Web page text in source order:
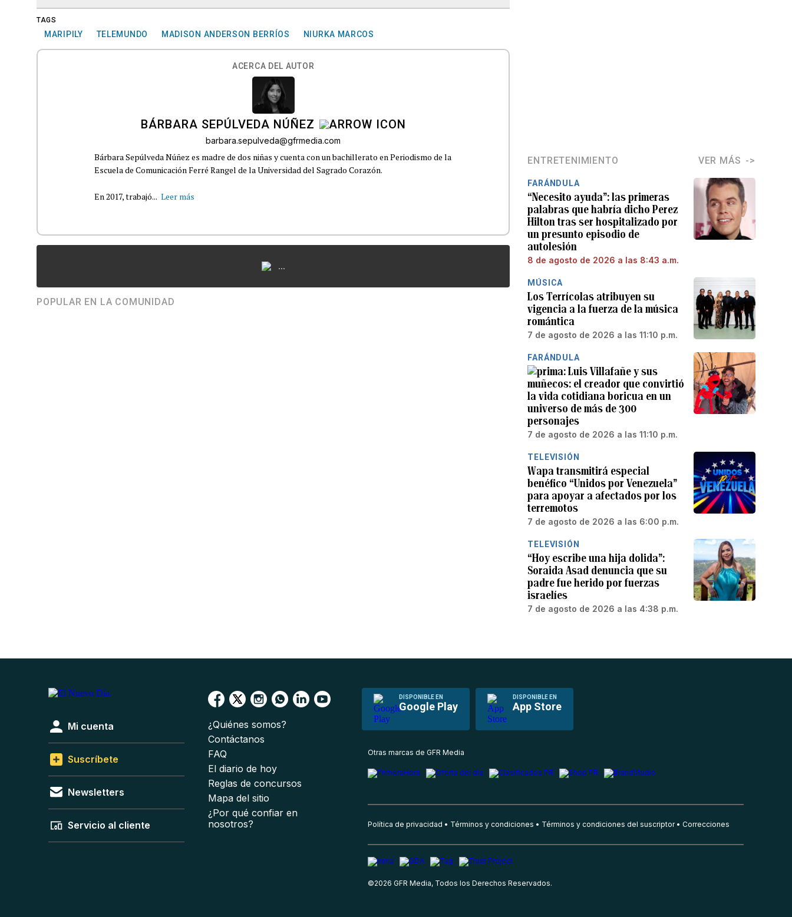
TAGS
MARIPILY TELEMUNDO MADISON ANDERSON BERRÍOS NIURKA MARCOS
ACERCA DEL AUTOR
BÁRBARA SEPÚLVEDA NÚÑEZ
barbara.sepulveda@gfrmedia.com
Bárbara Sepúlveda Núñez es madre de dos niñas y cuenta con un bachillerato en Periodismo de la
Escuela de Comunicación Ferré Rangel de la Universidad del Sagrado Corazón.
En 2017, trabajó... Leer más
...
POPULAR EN LA COMUNIDAD
ENTRETENIMIENTO VER MÁS
FARÁNDULA
“Necesito ayuda”: las primeras
palabras que habría dicho Perez
Hilton tras ser hospitalizado por
un presunto episodio de
autolesión
8 de agosto de 2026 a las 8:43 a.m.
MÚSICA
Los Terrícolas atribuyen su
vigencia a la fuerza de la música
romántica
7 de agosto de 2026 a las 11:10 p.m.
FARÁNDULA
Luis Villafañe y sus
muñecos: el creador que convirtió
la vida cotidiana boricua en un
universo de más de 300
personajes
7 de agosto de 2026 a las 11:10 p.m.
TELEVISIÓN
Wapa transmitirá especial
benéfico “Unidos por Venezuela”
para apoyar a afectados por los
terremotos
7 de agosto de 2026 a las 6:00 p.m.
TELEVISIÓN
“Hoy escribe una hija dolida”:
Soraida Asad denuncia que su
padre fue herido por fuerzas
israelíes
7 de agosto de 2026 a las 4:38 p.m.
DISPONIBLE EN
Google Play
DISPONIBLE EN
App Store
Mi cuenta
Suscríbete
Newsletters
Servicio al cliente
¿Quiénes somos?
Contáctanos
FAQ
El diario de hoy
Reglas de concursos
Mapa del sitio
¿Por qué confiar en
nosotros?
Otras marcas de GFR Media
Política de privacidad Términos y condiciones Términos y condiciones del suscriptor Correcciones
©2026 GFR Media, Todos los Derechos Reservados.